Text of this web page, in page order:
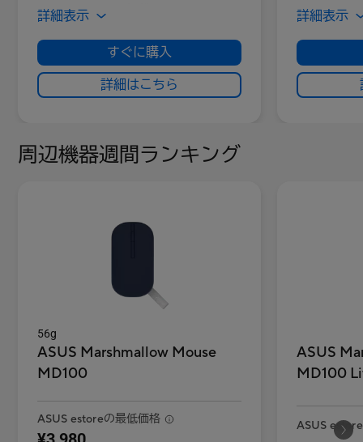
ROG Allyとの互換性、Boseサウン
詳細表示
すぐに購入
詳細はこちら
詳細表示
周辺機器週間ランキング
56g
ASUS Marshmallow Mouse
MD100
ASUS estoreの最低価格
ASUS
MD100
ASUS